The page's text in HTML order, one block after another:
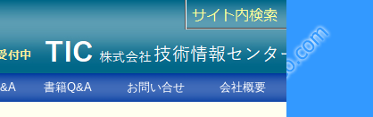
書籍Q&A お問い合せ 会社概要